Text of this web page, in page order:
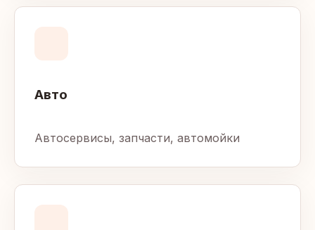
Авто
Автосервисы, запчасти, автомойки